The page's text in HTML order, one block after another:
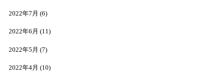
2022年7月 (6)
2022年6月 (11)
2022年5月 (7)
2022年4月 (10)